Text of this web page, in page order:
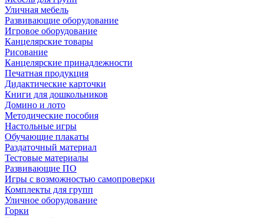
Уличная мебель
Развивающие оборудование
Игровое оборудование
Канцелярские товары
Рисование
Канцелярские принадлежности
Печатная продукция
Дидактические карточки
Книги для дошкольников
Домино и лото
Методические пособия
Настольные игры
Обучающие плакаты
Раздаточный материал
Тестовые материалы
Развивающие ПО
Игры с возможностью самопроверки
Комплекты для групп
Уличное оборудование
Горки